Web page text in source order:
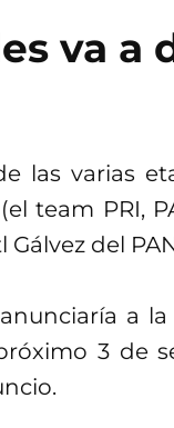
va a
las varias
team PRI,
del
a
3 de